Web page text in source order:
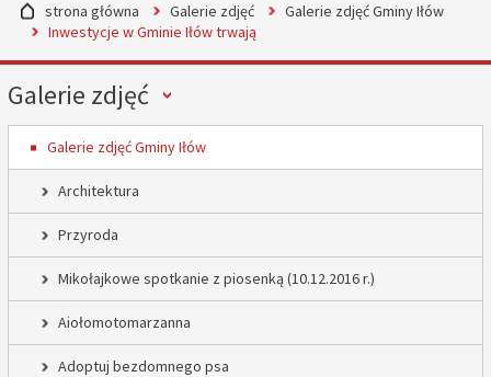
strona główna Galerie zdjęć
Galerie zdjęć Gminy Iłów
Inwestycje w Gminie Iłów trwają
Menu
Galerie zdjęć
Galerie zdjęć Gminy Iłów
Architektura
Przyroda
Mikołajkowe spotkanie z piosenką (10.12.2016 r.)
Aiołomotomarzanna
Adoptuj bezdomnego psa